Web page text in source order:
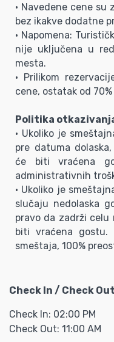
• Navedene cene su
bez ikakve dodatne
• Napomena:
nije uključena u
mesta.
• Prilikom
cene, ostatak od
Politika
• Ukoliko je
pre datuma
će biti vraćena
administrativnih
• Ukoliko je
slučaju nedolaska
pravo da zadrži
biti vraćena gostu.
smeštaja, 100%
Check In / Check Out
Check In: 02:00 PM
Check Out: 11:00 AM